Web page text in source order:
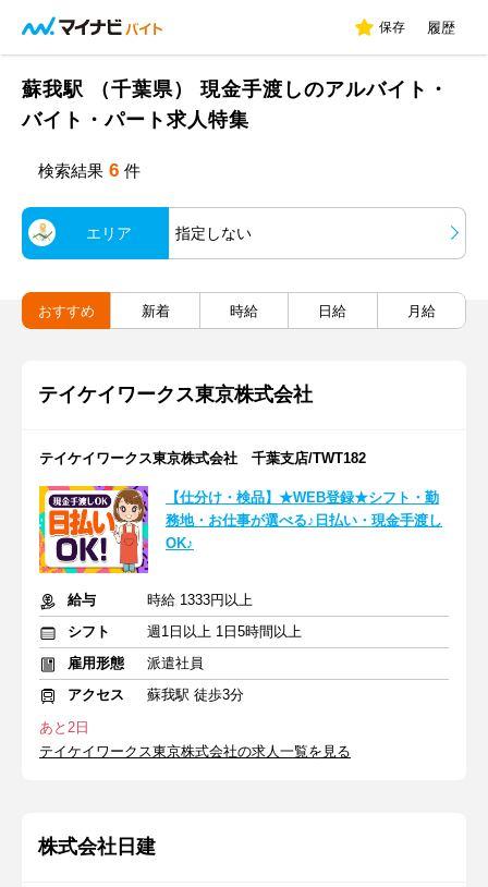
保存 履歴
蘇我駅 （千葉県） 現金手渡しのアルバイト・
バイト・パート求人特集
検索結果 6 件
エリア 指定しない
おすすめ 新着 時給 日給 月給
テイケイワークス東京株式会社
テイケイワークス東京株式会社 千葉支店/TWT182
【仕分け・検品】★WEB登録★シフト・勤
務地・お仕事が選べる♪日払い・現金手渡し
OK♪
給与
時給 1333円以上
シフト
週1日以上 1日5時間以上
雇用形態
派遣社員
アクセス
蘇我駅 徒歩3分
あと2日
テイケイワークス東京株式会社の求人一覧を見る
株式会社日建